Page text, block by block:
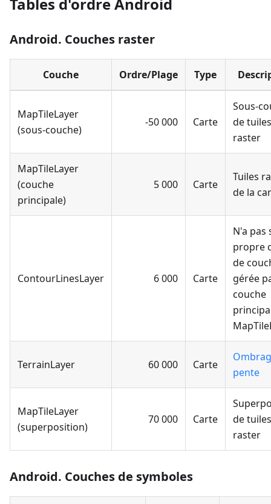
Android. Couches raster
Couche Ordre/Plage Type
MapTileLayer
(sous-couche)
-50 000 Carte
Sous-
de tuiles
raster
MapTileLayer
(couche
principale)
5 000 Carte
Tuiles
de la
ContourLinesLayer 6 000 Carte
N'a pas
propre
de
gérée
couche
TerrainLayer 60 000 Carte
pente
MapTileLayer
(superposition)
70 000 Carte
de tuiles
raster
Android. Couches de symboles